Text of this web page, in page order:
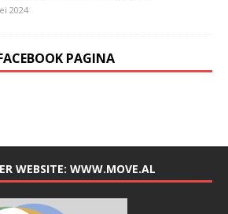
2024
PAGINA
WEBSITE: WWW.MOVE.AL